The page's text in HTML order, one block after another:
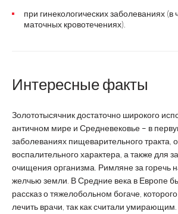
при гинекологических заболеваниях (в
маточных кровотечениях).
Интересные факты
Золототысячник достаточно широкого
античном мире и Средневековье – в
заболеваниях пищеварительного тракта,
воспалительного характера, а также для
очищения организма. Римляне за горечь
желчью земли. В Средние века в Европе
рассказ о тяжелобольном богаче,
лечить врачи, так как считали умирающим.